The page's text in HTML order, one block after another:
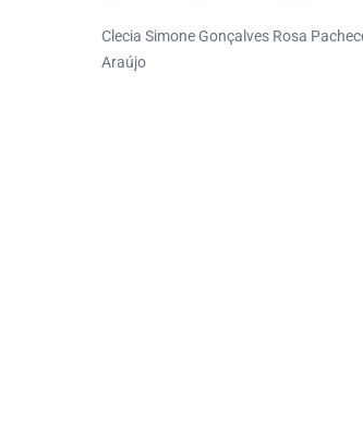
Clecia Simone Gonçalves Rosa
Araújo